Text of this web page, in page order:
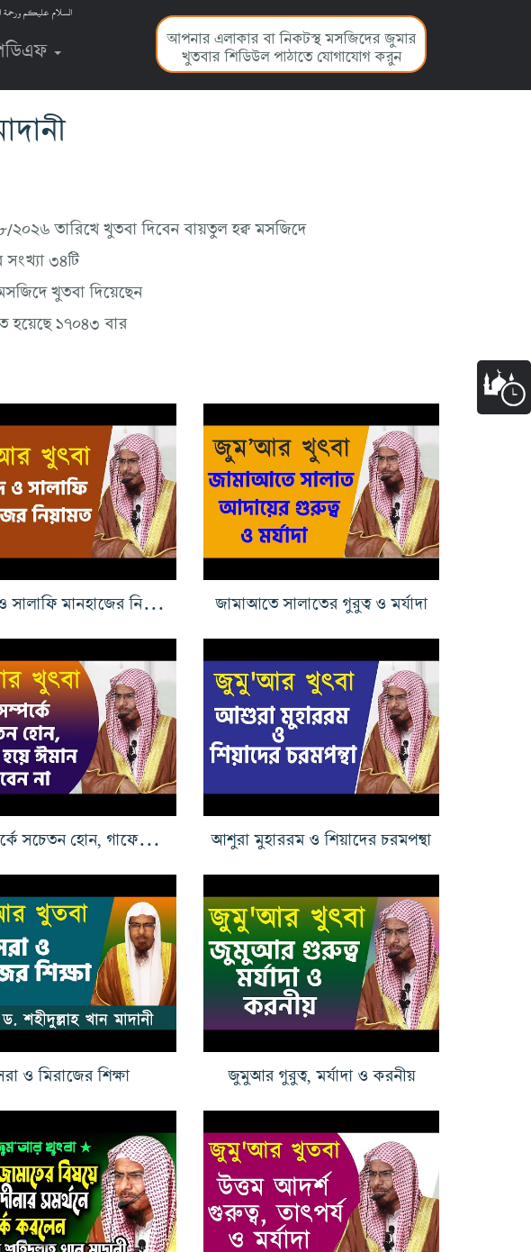
السلام عليكم ورحمة
আপনার এলাকার বা নিকটস্থ মসজিদের জুমার
খুতবার শিডিউল পাঠাতে যোগাযোগ করুন
২০২৬ তারিখে খুতবা দিবেন বায়তুল হক্ব মসজিদে
সংখ্যা ৩৪টি
খুতবা দিয়েছেন
হয়েছে ১৭০৪৩ বার
তাওহীদ ও সালাফি মানহাজের নিয়ামত জামাআতে সালাতের গুরুত্ব ও মর্যাদা
দীন সম্পর্কে সচেতন হোন, গাফেল হয়ে ঈমান হারাবেন না আশুরা মুহাররম ও শিয়াদের চরমপন্থা
ও মিরাজের শিক্ষা জুমুআর গুরুত্ব, মর্যাদা ও করনীয়